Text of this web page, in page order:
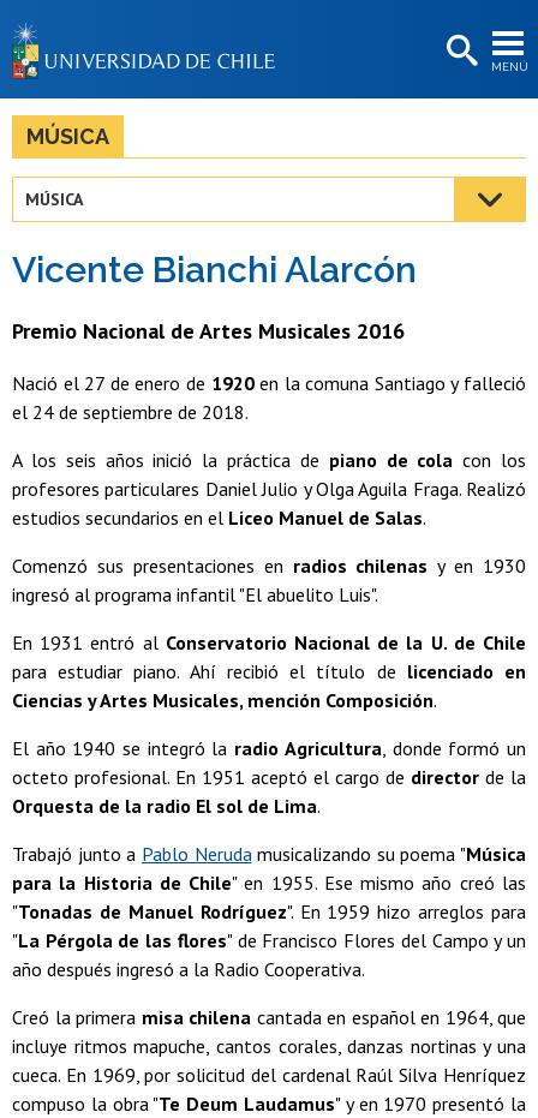
MENÚ
BIBLIOTECAS
Estudiantes
Académicas/os
Funcionarias/os
MÚSICA
MÚSICA
Vicente Bianchi Alarcón
Premio Nacional de Artes Musicales 2016
Nació el 27 de enero de 1920en la comuna Santiago y falleció
el 24 de septiembre de 2018.
A los seis años inició la práctica de piano de cola con los
profesores particulares Daniel Julio y Olga Aguila Fraga. Realizó
estudios secundarios en el Liceo Manuel de Salas.
Comenzó sus presentaciones en radios chilenas y en 1930
ingresó al programa infantil "El abuelito Luis".
En 1931 entró al Conservatorio Nacional de la U. de Chile
para estudiar piano. Ahí recibió el título de licenciado en
Ciencias y Artes Musicales, mención Composición.
El año 1940 se integró la radio Agricultura, donde formó un
octeto profesional. En 1951 aceptó el cargo de director de la
Orquesta de la radio El sol de Lima.
Trabajó junto a Pablo Nerudamusicalizando su poema "Música
para la Historia de Chile" en 1955. Ese mismo año creó las
"Tonadas de Manuel Rodríguez". En 1959 hizo arreglos para
"La Pérgola de las flores" de Francisco Flores del Campo y un
año después ingresó a la Radio Cooperativa.
Creó la primera misa chilena cantada en español en 1964, que
incluye ritmos mapuche, cantos corales, danzas nortinas y una
cueca. En 1969, por solicitud del cardenal Raúl Silva Henríquez
compuso la obra "Te Deum Laudamus" y en 1970 presentó la